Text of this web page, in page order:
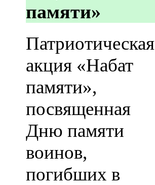
памяти»
Патриотическая
акция «Набат
памяти»,
посвященная
Дню памяти
воинов,
погибших в